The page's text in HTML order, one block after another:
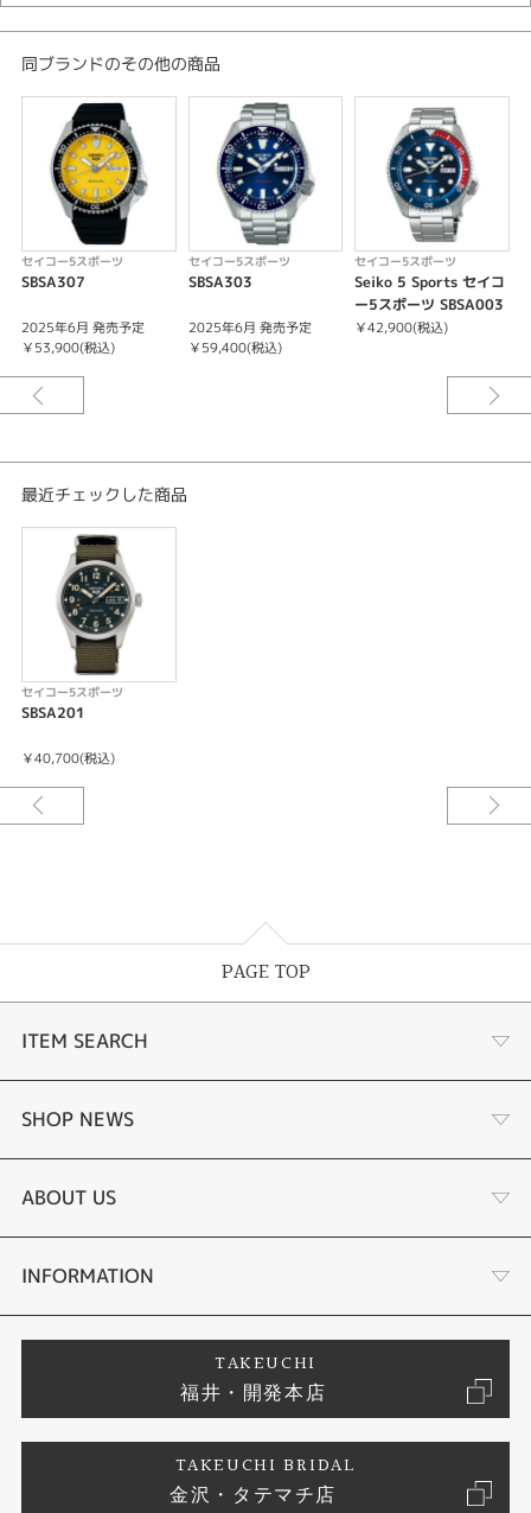
その他ベルト
10気圧防水
メンズ 腕時計
セイコー5スポーツ
メンズ
腕時計
SEIKO 5 SPORTS
紹介文
メカニカル 自動巻（手巻つき）
日差＋45秒～－35秒
24石
秒針停止機能
カレンダー（日付・曜日）機能つき
同ブランドのその他の商品
セイコー5スポーツ
SBSA307
2025年6月 発売予定
￥53,900(税込)
セイコー5スポーツ
SBSA303
2025年6月 発売予定
￥59,400(税込)
セイコー5スポーツ
Seiko 5 Sports セイコ
ー5スポーツ SBSA003
￥42,900(税込)
最近チェックした商品
セイコー5スポーツ
SBSA201
￥40,700(税込)
PAGE TOP
ITEM SEARCH
婚約指輪
結婚指輪
セットリング
婚約ネックレス
エタニティリング
SHOP NEWS
ふくい時計宝石修理研究所
タケウチのこだわり
プロポーズサポート
ブランドリスト
ジュエリーリフォーム
ABOUT US
会社概要
お客様の声
INFORMATION
プライバシーポリシー
TAKEUCHI
福井・開発本店
TAKEUCHI BRIDAL
金沢・タテマチ店